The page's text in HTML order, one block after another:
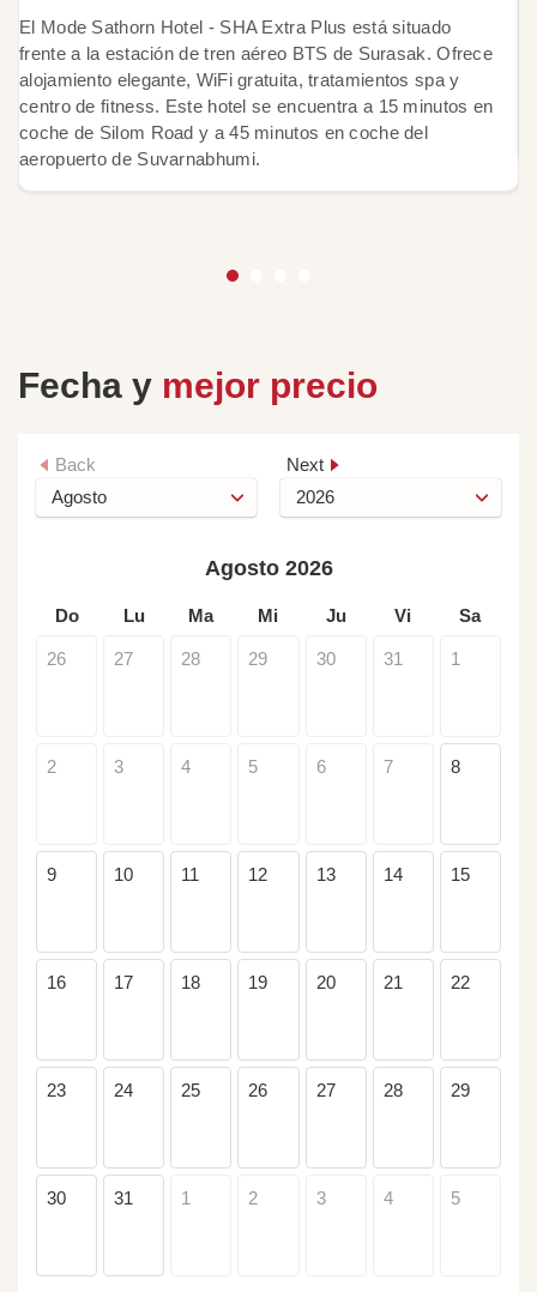
El Mode Sathorn Hotel - SHA Extra Plus está situado
frente a la estación de tren aéreo BTS de Surasak. Ofrece
alojamiento elegante, WiFi gratuita, tratamientos spa y
centro de fitness. Este hotel se encuentra a 15 minutos en
coche de Silom Road y a 45 minutos en coche del
aeropuerto de Suvarnabhumi.
Fecha y mejor precio
Back Next
Agosto 2026
Do Lu Ma Mi Ju Vi Sa
26 27 28 29 30 31 1
2 3 4 5 6 7 8
9 10 11 12 13 14 15
16 17 18 19 20 21 22
23 24 25 26 27 28 29
30 31 1 2 3 4 5